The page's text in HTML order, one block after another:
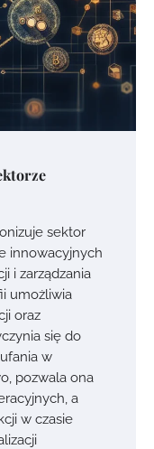
sektor
innowacyjnych
i zarządzania
umożliwia
oraz
się do
w
pozwala ona
a
w czasie